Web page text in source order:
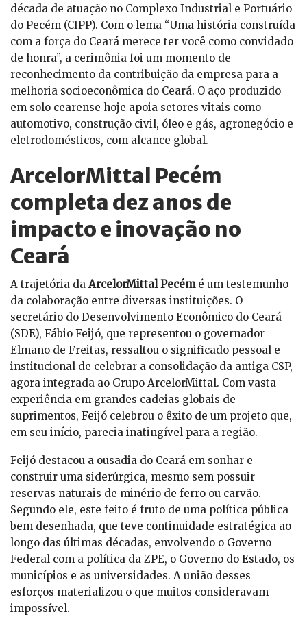
década de atuação no Complexo Industrial e Portuário
do Pecém (CIPP). Com o lema “Uma história construída
com a força do Ceará merece ter você como convidado
de honra”, a cerimônia foi um momento de
reconhecimento da contribuição da empresa para a
melhoria socioeconômica do Ceará. O aço produzido
em solo cearense hoje apoia setores vitais como
automotivo, construção civil, óleo e gás, agronegócio e
eletrodomésticos, com alcance global.
ArcelorMittal Pecém
completa dez anos de
impacto e inovação no
Ceará
A trajetória da ArcelorMittal Pecémé um testemunho
da colaboração entre diversas instituições. O
secretário do Desenvolvimento Econômico do Ceará
(SDE), Fábio Feijó, que representou o governador
Elmano de Freitas, ressaltou o significado pessoal e
institucional de celebrar a consolidação da antiga CSP,
agora integrada ao Grupo ArcelorMittal. Com vasta
experiência em grandes cadeias globais de
suprimentos, Feijó celebrou o êxito de um projeto que,
em seu início, parecia inatingível para a região.
Feijó destacou a ousadia do Ceará em sonhar e
construir uma siderúrgica, mesmo sem possuir
reservas naturais de minério de ferro ou carvão.
Segundo ele, este feito é fruto de uma política pública
bem desenhada, que teve continuidade estratégica ao
longo das últimas décadas, envolvendo o Governo
Federal com a política da ZPE, o Governo do Estado, os
municípios e as universidades. A união desses
esforços materializou o que muitos consideravam
impossível.